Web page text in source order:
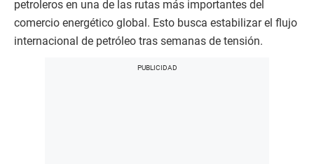
petroleros en una de las rutas más importantes del
comercio energético global. Esto busca estabilizar el flujo
internacional de petróleo tras semanas de tensión.